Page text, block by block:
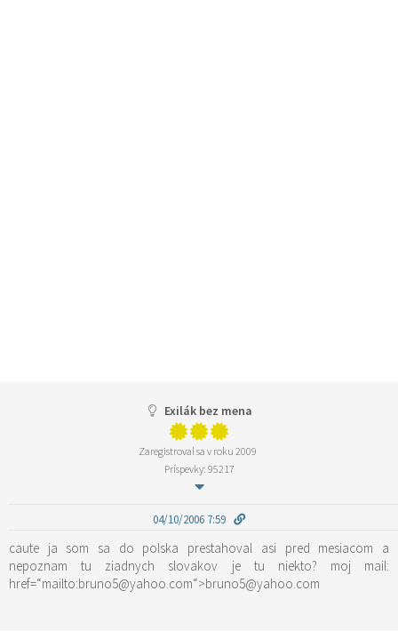
Exilák bez mena
Zaregistroval sa v roku 2009
Príspevky: 95217
04/10/2006 7:59
caute ja som sa do polska prestahoval asi pred mesiacom a
nepoznam tu ziadnych slovakov je tu niekto? moj mail:
href=“mailto:bruno5@yahoo.com“>bruno5@yahoo.com